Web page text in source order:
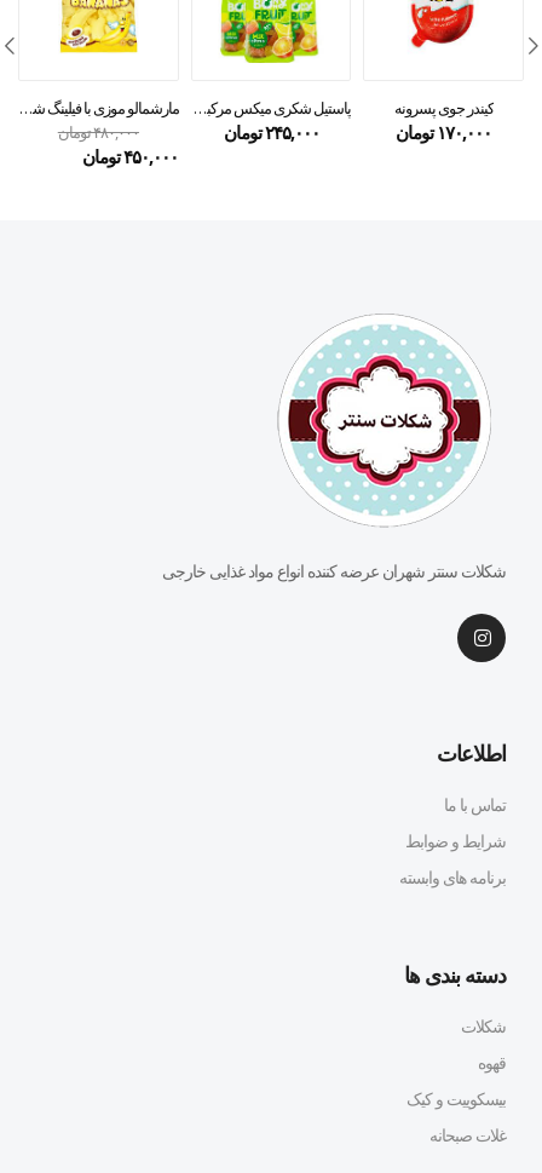
کیندر جوی پسرونه
۱۷۰,۰۰۰ تومان
پاستیل شکری میکس مرکبات ROSHEN
۲۴۵,۰۰۰تومان
مارشمالو موزی با فیلینگ شکلات ترولی ۱۵۰ گرمی
۴۸۰,۰۰۰تومان
۴۵۰,۰۰۰تومان
شکلات سنتر شهران عرضه کننده انواع مواد غذایی خارجی
اطلاعات
تماس با ما
شرایط و ضوابط
برنامه های وابسته
دسته بندی ها
شکلات
قهوه
بیسکوییت و کیک
غلات صبحانه